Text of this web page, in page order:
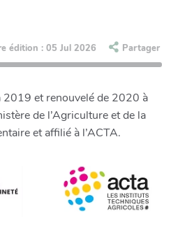
édition : 05 Jul 2026 Partager
2019 et renouvelé de 2020 à
de l’Agriculture et de la
et affilié à l’ACTA.